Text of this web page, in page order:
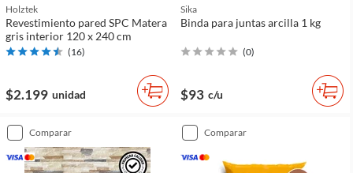
Holztek
Revestimiento pared SPC Matera
gris interior 120 x 240 cm
(16)
$2.199 unidad
Sika
Binda para juntas arcilla 1 kg
(0)
$93 c/u
comparar comparar